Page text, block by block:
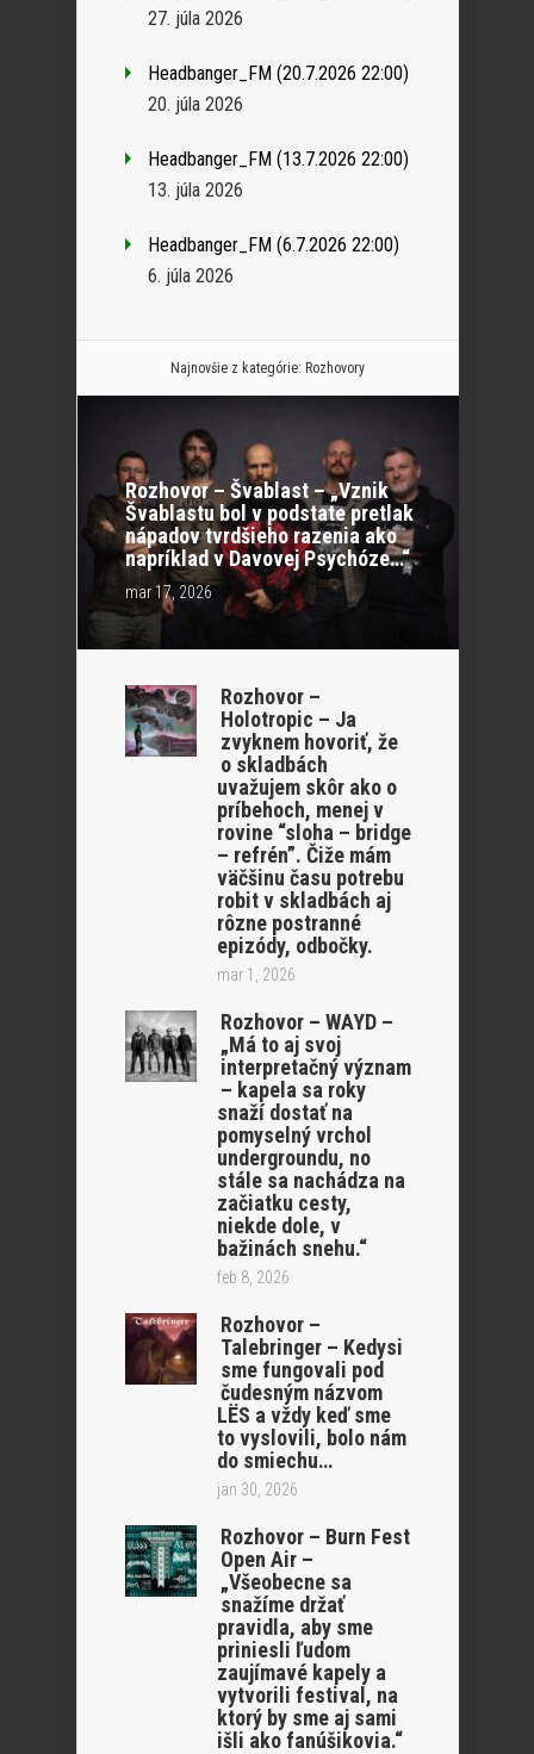
27. júla 2026
Headbanger_FM (20.7.2026 22:00)
20. júla 2026
Headbanger_FM (13.7.2026 22:00)
13. júla 2026
Headbanger_FM (6.7.2026 22:00)
6. júla 2026
Najnovšie z kategórie: Rozhovory
Rozhovor – Švablast – „Vznik
Švablastu bol v podstate pretlak
nápadov tvrdšieho razenia ako
napríklad v Davovej Psychóze…“
mar 17, 2026
Rozhovor –
Holotropic – Ja
zvyknem hovoriť, že
o skladbách
uvažujem skôr ako o
príbehoch, menej v
rovine “sloha – bridge
– refrén”. Čiže mám
väčšinu času potrebu
robit v skladbách aj
rôzne postranné
epizódy, odbočky.
mar 1, 2026
Rozhovor – WAYD –
„Má to aj svoj
interpretačný význam
– kapela sa roky
snaží dostať na
pomyselný vrchol
undergroundu, no
stále sa nachádza na
začiatku cesty,
niekde dole, v
bažinách snehu.“
feb 8, 2026
Rozhovor –
Talebringer – Kedysi
sme fungovali pod
čudesným názvom
LËS a vždy keď sme
to vyslovili, bolo nám
do smiechu…
jan 30, 2026
Rozhovor – Burn Fest
Open Air –
„Všeobecne sa
snažíme držať
pravidla, aby sme
priniesli ľudom
zaujímavé kapely a
vytvorili festival, na
ktorý by sme aj sami
išli ako fanúšikovia.“